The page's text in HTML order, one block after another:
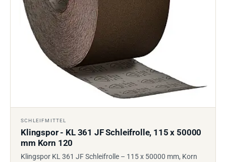
SCHLEIFMITTEL
Klingspor - KL 361 JF Schleifrolle, 115 x 50000
mm Korn 120
Klingspor KL 361 JF Schleifrolle – 115 x 50000 mm, Korn